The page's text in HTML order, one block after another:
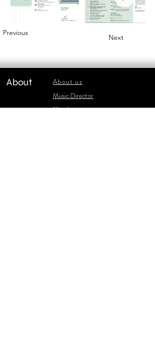
Previous
Next
About
About us
​Music Director
​Members